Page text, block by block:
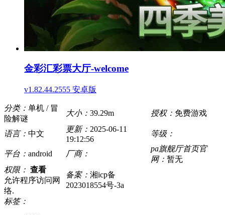
金彩汇彩票大厅-welcome
v1.82.44.2555 安卓版
分类： 单机 / 冒
险解谜
大小： 39.29m 授权： 免费游戏
语言： 中文
更新： 2025-06-11
19:12:56
等级：
平台： android 厂商：
pa旗舰厅首页官
网： 暂无
权限： 查看
允许程序访问网
络.
备案： 湘icp备
2023018554号-3a
标签：